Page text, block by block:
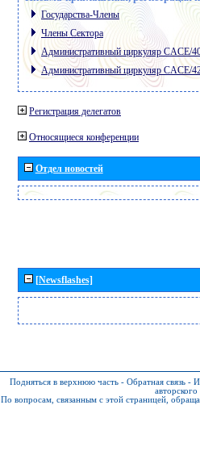
Государства-Члены
Члены Сектора
Административный циркуляр CACE/
Административный циркуляр CACE/
Регистрация делегатов
Относящиеся конференции
Отдел новостей
[Newsflashes]
Подняться в верхнюю часть - Обратная связь -
По вопросам, связанным с этой страницей,